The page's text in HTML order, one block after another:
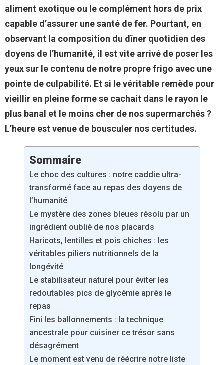
aliment exotique ou le complément hors de prix
capable d’assurer une santé de fer. Pourtant, en
observant la composition du dîner quotidien des
doyens de l’humanité, il est vite arrivé de poser les
yeux sur le contenu de notre propre frigo avec une
pointe de culpabilité. Et si le véritable remède pour
vieillir en pleine forme se cachait dans le rayon le
plus banal et le moins cher de nos supermarchés ?
L’heure est venue de bousculer nos certitudes.
Sommaire
Le choc des cultures : notre caddie ultra-
transformé face au repas des doyens de
l’humanité
Le mystère des zones bleues résolu par un
ingrédient oublié de nos placards
Haricots, lentilles et pois chiches : les
véritables piliers nutritionnels de la
longévité
Le stabilisateur naturel pour éviter les
redoutables pics de glycémie après le
repas
Fini les ballonnements : la technique
ancestrale pour cuisiner ce trésor sans
désagrément
Le moment est venu de réécrire notre liste